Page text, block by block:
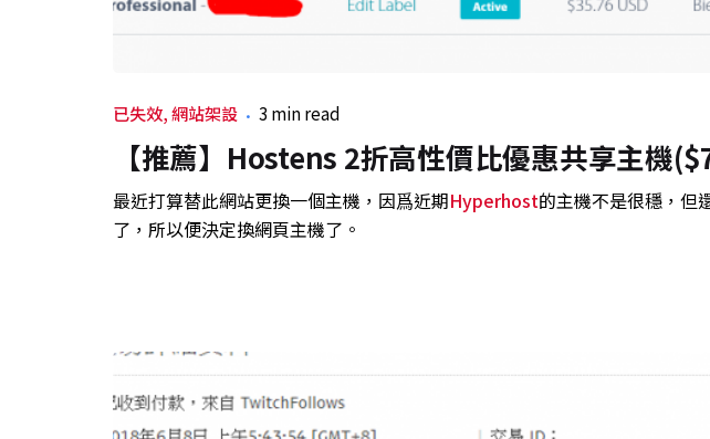
已失效 網站架設 3 min read
【推薦】Hostens 2折高性價比優惠共享主機
最近打算替此網站更換一個主機，因爲近期Hyperhost的主機不是很穩，但
了，所以便決定換網頁主機了。